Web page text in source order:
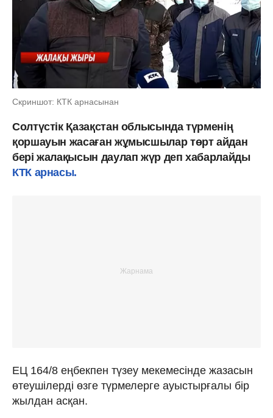
Скриншот: КТК арнасынан
Солтүстік Қазақстан облысында түрменің
қоршауын жасаған жұмысшылар төрт айдан
бері жалақысын даулап жүр деп хабарлайды
КТК арнасы.
ЕЦ 164/8 еңбекпен түзеу мекемесінде жазасын
өтеушілерді өзге түрмелерге ауыстырғалы бір
жылдан асқан.